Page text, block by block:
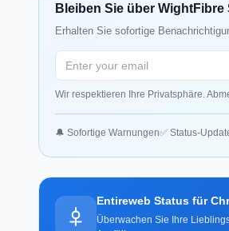
Bleiben Sie über
Erhalten Sie sofortige
Wir respektieren Ihre Privatsphäre.
🔔 Sofortige Warnungen✅ Status-
Entireweb Status für
Überwachen Sie Ihre